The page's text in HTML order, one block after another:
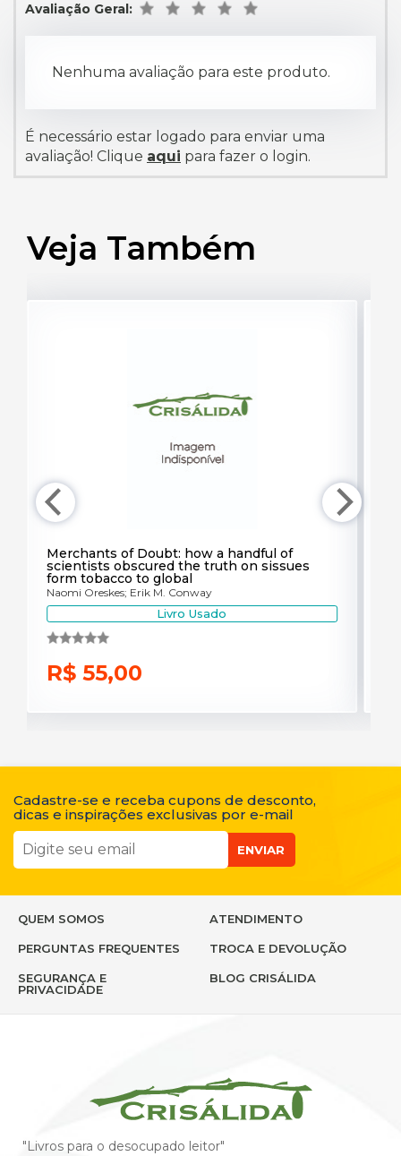
Avaliação Geral:
Nenhuma avaliação para este produto.
É necessário estar logado para enviar uma
avaliação! Clique aqui para fazer o login.
Veja Também
Merchants of Doubt: how a handful of
scientists obscured the truth on sissues
form tobacco to global
Naomi Oreskes; Erik M. Conway
Livro Usado
R$ 55,00
Cadastre-se e receba cupons de desconto,
dicas e inspirações exclusivas por e-mail
ENVIAR
QUEM SOMOS ATENDIMENTO
PERGUNTAS FREQUENTES TROCA E DEVOLUÇÃO
SEGURANÇA E
PRIVACIDADE
BLOG CRISÁLIDA
"Livros para o desocupado leitor"